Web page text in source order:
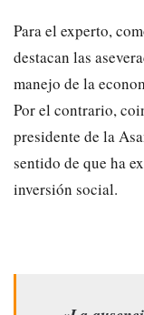
Para el experto,
destacan las
manejo de la
Por el contrario,
presidente de la
sentido de que ha
inversión social.